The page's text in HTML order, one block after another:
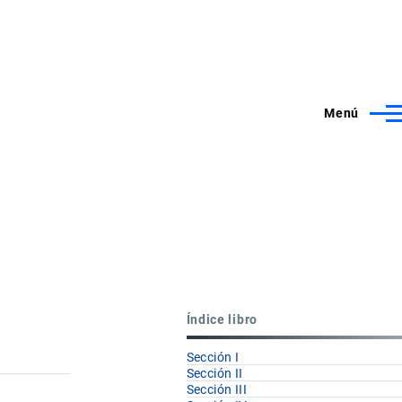
Menú
Índice libro
Sección I
Sección II
Sección III